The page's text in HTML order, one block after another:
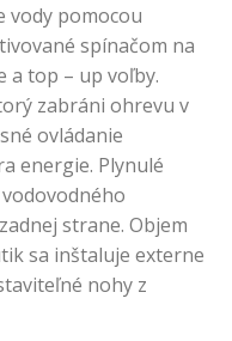
vody pomocou
spínačom na
a top – up voľby.
zabráni ohrevu v
ovládanie
energie. Plynulé
strane. Objem
sa inštaluje externe
nohy z